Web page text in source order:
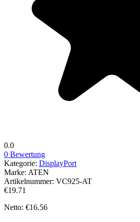
0.0
0 Bewertung
Kategorie: DisplayPort
Marke: ATEN
Artikelnummer: VC925-AT
€19.71
Netto: €16.56